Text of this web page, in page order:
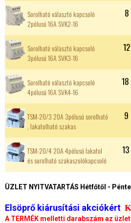
Sorolható választó kapcsoló
2pólusú 16A SVK2-16
Sorolható választó kapcsoló
3pólusú 16A SVK3-16
Sorolható választó kapcsoló
4pólusú 16A SVK4-16
TSM-20/3 20A 3pólusú sorolható
, lakatolható szakas
9
TSM-20/4 20A 4pólusú lakatol
és sorolható szakaszolókapcsoló
ÜZLET NYITVATARTÁS Hétfőtől -
Elsöprő kiárusítási akciókért
A TERMÉK melletti darabszám az